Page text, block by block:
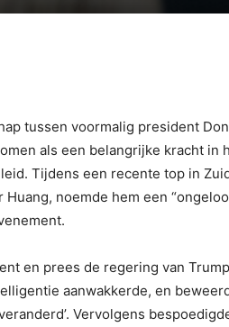
tussen voormalig president
als een belangrijke kracht in
Tijdens een recente top in
noemde hem een
en prees de regering van
aanwakkerde, en
Vervolgens